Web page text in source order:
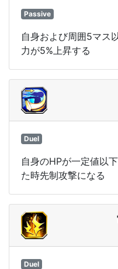
Passive
自身および周囲5マス
力が5%上昇する
Duel
自身のHPが一定値以
た時先制攻撃になる
Duel